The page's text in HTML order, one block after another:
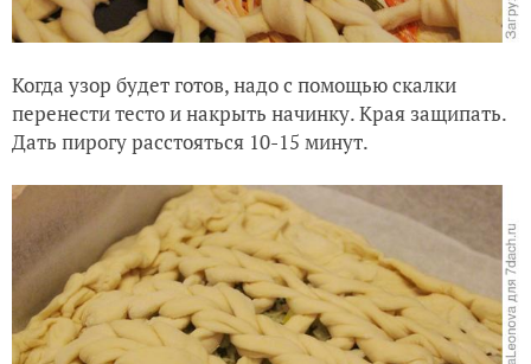
Когда узор будет готов, надо с помощью скалки
перенести тесто и накрыть начинку. Края защипать.
Дать пирогу расстояться 10-15 минут.